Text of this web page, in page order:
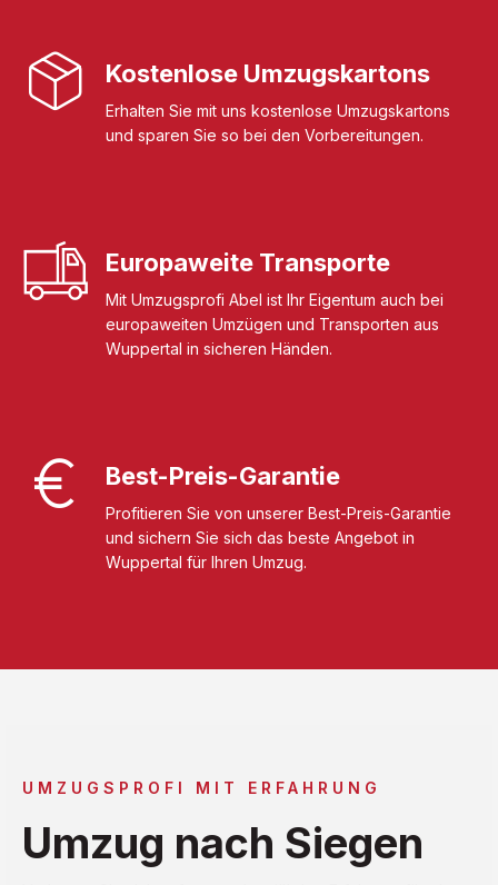
Kostenlose Umzugskartons
Erhalten Sie mit uns kostenlose Umzugskartons
und sparen Sie so bei den Vorbereitungen.
Europaweite Transporte
Mit Umzugsprofi Abel ist Ihr Eigentum auch bei
europaweiten Umzügen und Transporten aus
Wuppertal in sicheren Händen.
Best-Preis-Garantie
Profitieren Sie von unserer Best-Preis-Garantie
und sichern Sie sich das beste Angebot in
Wuppertal für Ihren Umzug.
UMZUGSPROFI MIT ERFAHRUNG
Umzug nach Siegen